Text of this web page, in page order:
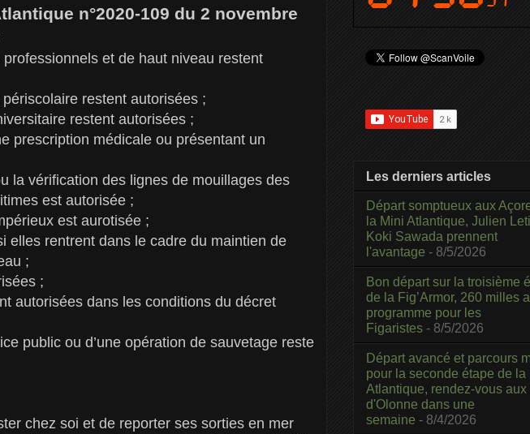
n°2020-109 du 2 novembre
et de haut niveau restent
restent autorisées ;
restent autorisées ;
prescription médicale ou présentant un
la vérification des lignes de mouillages des
est autorisée ;
est aurotisée ;
elles rentrent dans le cadre du maintien de
;
;
autorisées dans les conditions du décret
public ou d’une opération de sauvetage reste
chez soi et de reporter ses sorties en mer
Les derniers articles
Départ somptueux aux
la Mini Atlantique, Julien
Koki Sawada prennent
l'avantage - 8/5/2026
Bon départ sur la troisième
de la Fig’Armor, 260 milles
programme pour les
Figaristes - 8/5/2026
Départ avancé et parcours
pour la seconde étape de la
Atlantique, rendez-vous
d'Olonne dans une
semaine - 8/4/2026